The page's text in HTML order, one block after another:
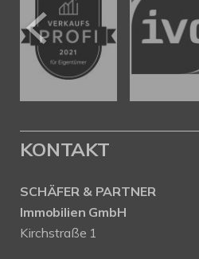
KONTAKT
SCHÄFER & PARTNER
Immobilien GmbH
Kirchstraße 1